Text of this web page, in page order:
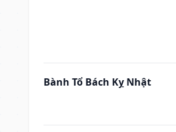
Bành Tổ Bách Kỵ Nhật